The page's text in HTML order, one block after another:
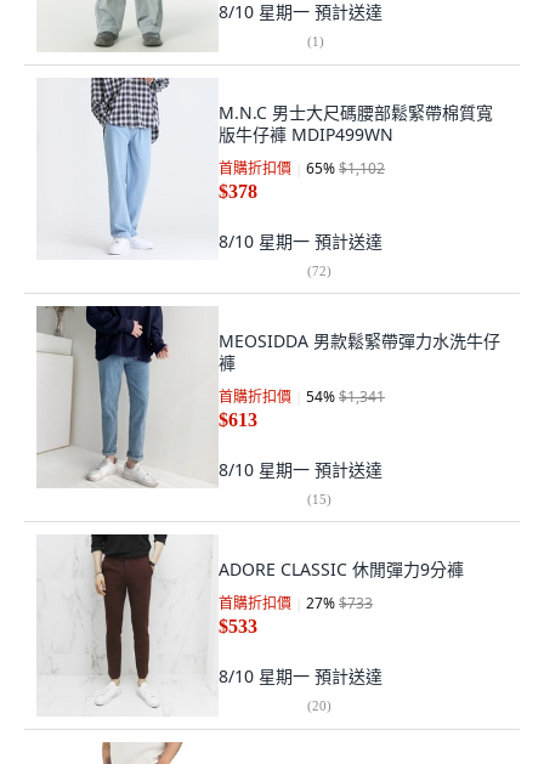
8/10 星期一 預計送達
(1)
M.N.C 男士大尺碼腰部鬆緊帶棉質寬
版牛仔褲 MDIP499WN
首購折扣價 65%$1,102
$378
8/10 星期一 預計送達
(72)
MEOSIDDA 男款鬆緊帶彈力水洗牛仔
褲
首購折扣價 54%$1,341
$613
8/10 星期一 預計送達
(15)
ADORE CLASSIC 休閒彈力9分褲
首購折扣價 27%$733
$533
8/10 星期一 預計送達
(20)